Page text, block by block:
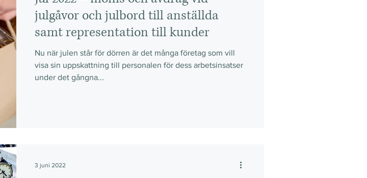
julgåvor och julbord till anställda
samt representation till kunder
Nu när julen står för dörren är det många företag som vill
visa sin uppskattning till personalen för dess arbetsinsatser
under det gångna...
3 juni 2022